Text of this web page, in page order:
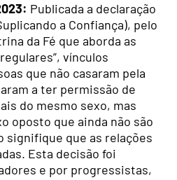
Publicada a declaração
a Confiança), pelo
da Fé que aborda as
vínculos
que não casaram pela
a ter permissão de
do mesmo sexo, mas
oposto que ainda não são
signifique que as relações
Esta decisão foi
e por progressistas,